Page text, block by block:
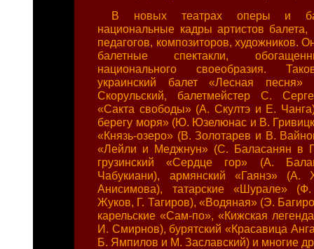
В новых театрах оперы и
национальные кадры артистов балета,
педагогов, композиторов, художников.
балетные спектакли,
национального своеобразия.
украинский балет «Лесная песня»
Скорульский, балетмейстер С.
«Сакта свободы» (А. Скултэ и Е.
берегу моря» (Ю. Юзелюнас и В.
«Князь-озеро» (В. Золотарев и В.
«Лейли и Меджнун» (С. Баласанян в
грузинский «Сердце гор» (А.
Чабукиани), армянский «Гаянэ» (А.
Анисимова), татарские «Шурале»
Жуков, Г. Тагиров), «Водяная» (Э.
карельские «Сам-по», «Кижская
И. Смирнов), бурятский «Красавица
Б. Ямпилов и М. Заславский) и многие